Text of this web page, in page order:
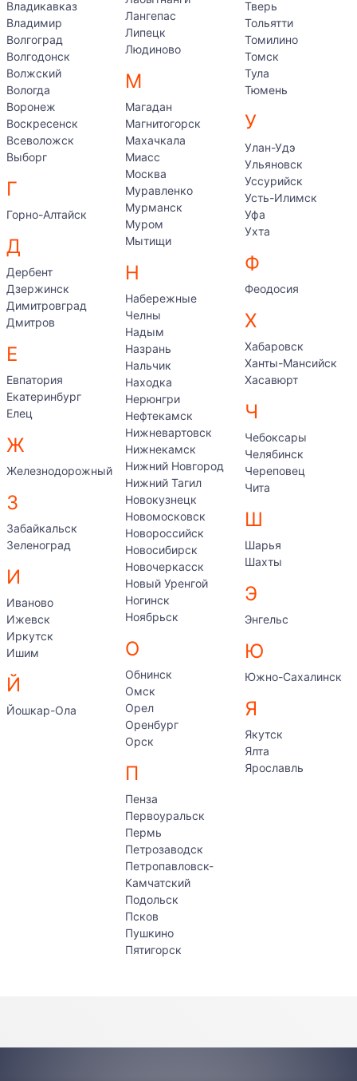
Владикавказ
Владимир
Волгоград
Волгодонск
Волжский
Вологда
Воронеж
Воскресенск
Всеволожск
Выборг
Г
Горно-Алтайск
Д
Дербент
Дзержинск
Димитровград
Дмитров
Е
Евпатория
Екатеринбург
Елец
Ж
Железнодорожный
З
Забайкальск
Зеленоград
И
Иваново
Ижевск
Иркутск
Ишим
Й
Йошкар-Ола
Лангепас
Липецк
Людиново
М
Магадан
Магнитогорск
Махачкала
Миасс
Москва
Муравленко
Мурманск
Муром
Мытищи
Н
Набережные
Челны
Надым
Назрань
Нальчик
Находка
Нерюнгри
Нефтекамск
Нижневартовск
Нижнекамск
Нижний Новгород
Нижний Тагил
Новокузнецк
Новомосковск
Новороссийск
Новосибирск
Новочеркасск
Новый Уренгой
Ногинск
Ноябрьск
О
Обнинск
Омск
Орел
Оренбург
Орск
П
Пенза
Первоуральск
Пермь
Петрозаводск
Петропавловск-
Камчатский
Подольск
Псков
Пушкино
Пятигорск
Тверь
Тольятти
Томилино
Томск
Тула
Тюмень
У
Улан-Удэ
Ульяновск
Уссурийск
Усть-Илимск
Уфа
Ухта
Ф
Феодосия
Х
Хабаровск
Ханты-Мансийск
Хасавюрт
Ч
Чебоксары
Челябинск
Череповец
Чита
Ш
Шарья
Шахты
Э
Энгельс
Ю
Южно-Сахалинск
Я
Якутск
Ялта
Ярославль